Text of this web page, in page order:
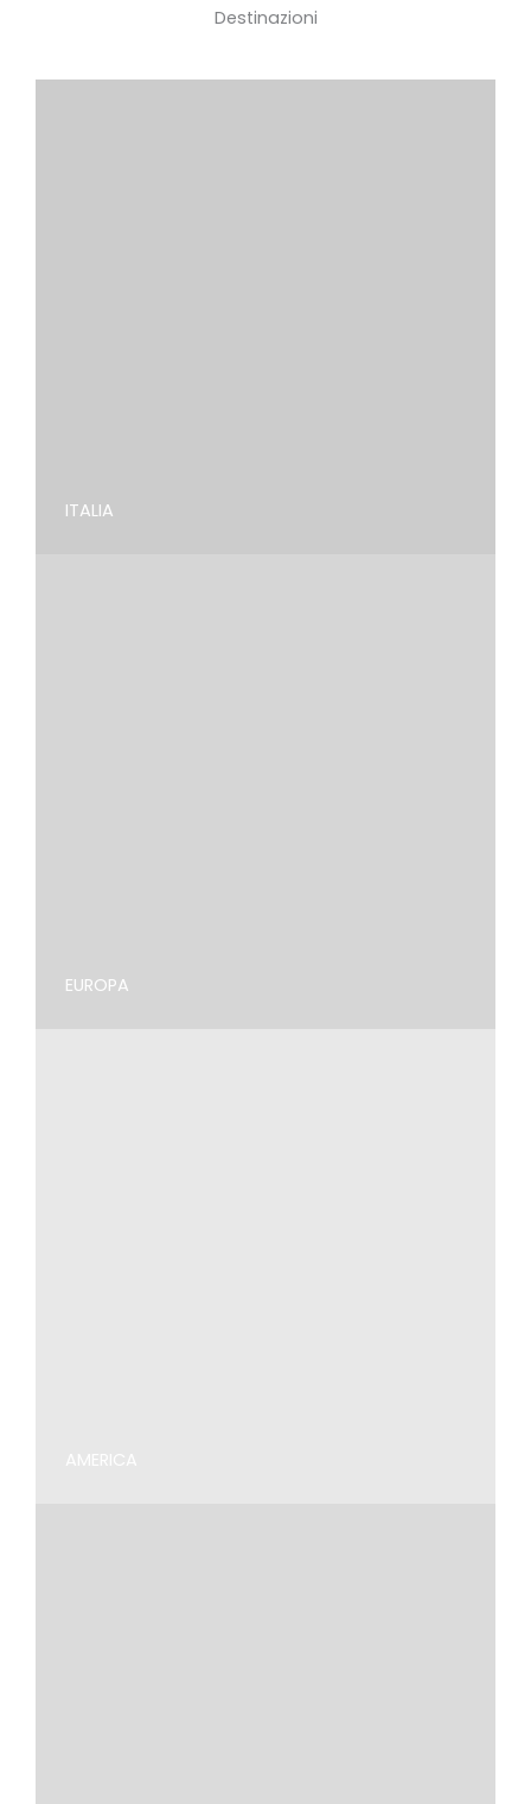
Destinazioni
ITALIA
EUROPA